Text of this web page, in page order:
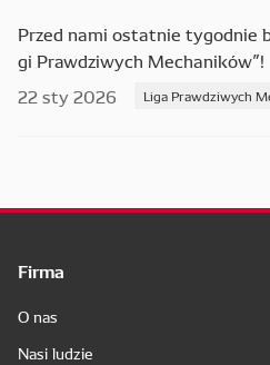
Przed nami ostatnie tygodnie
gi Prawdziwych Mechaników”!
22 sty 2026
Liga Prawdziwych
Firma
O nas
Nasi ludzie